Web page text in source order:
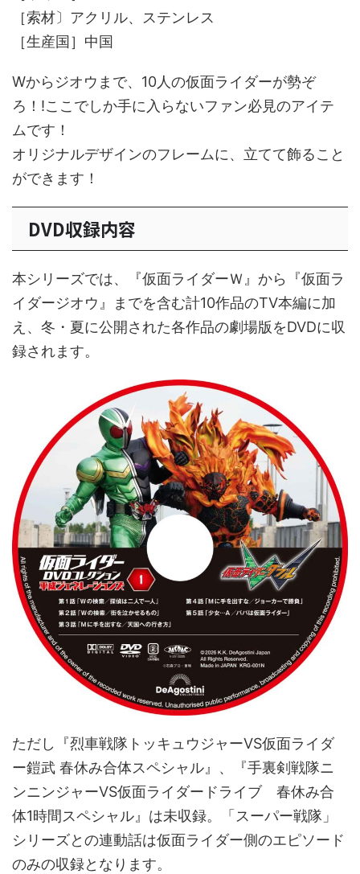
［索材〕アクリル、ステンレス
［生産国］中国
Wからジオウまで、10人の仮面ライダーが勢ぞ
ろ！!ここでしか手に入らないファン必見のアイテ
ムです！
オリジナルデザインのフレームに、立てて飾ること
ができます！
DVD収録内容
本シリーズでは、『仮面ライダーＷ』から『仮面ラ
イダージオウ』までを含む計10作品のTV本編に加
え、冬・夏に公開された各作品の劇場版をDVDに収
録されます。
ただし『烈車戦隊トッキュウジャーVS仮面ライダ
ー鎧武 春休み合体スペシャル』、『手裏剣戦隊ニ
ンニンジャーVS仮面ライダードライブ 春休み合
体1時間スペシャル』は未収録。「スーパー戦隊」
シリーズとの連動話は仮面ライダー側のエピソード
のみの収録となります。